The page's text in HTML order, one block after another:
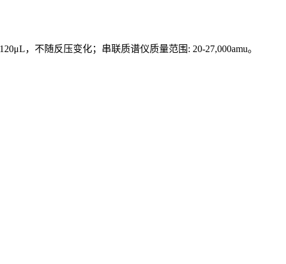
，不随反压变化；串联质谱仪质量范围: 20-27,000amu。